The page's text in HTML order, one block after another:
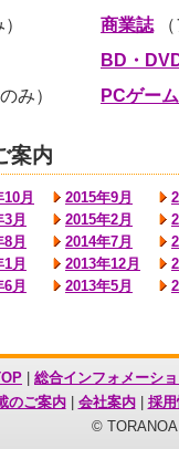
み）
商業誌
BD・
PCゲーム
案内
月 2015年9月
月 2015年2月
月 2014年7月
月 2013年12月
月 2013年5月
総合インフォメーシ
のご案内| 会社案内| 採
©